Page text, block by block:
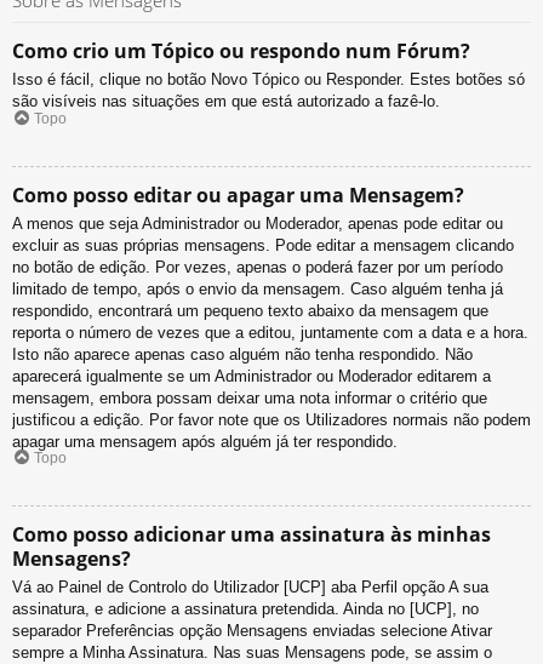
Como crio um Tópico ou respondo num Fórum?
Isso é fácil, clique no botão Novo Tópico ou Responder. Estes botões só
são visíveis nas situações em que está autorizado a fazê-lo.
Topo
Como posso editar ou apagar uma Mensagem?
A menos que seja Administrador ou Moderador, apenas pode editar ou
excluir as suas próprias mensagens. Pode editar a mensagem clicando
no botão de edição. Por vezes, apenas o poderá fazer por um período
limitado de tempo, após o envio da mensagem. Caso alguém tenha já
respondido, encontrará um pequeno texto abaixo da mensagem que
reporta o número de vezes que a editou, juntamente com a data e a hora.
Isto não aparece apenas caso alguém não tenha respondido. Não
aparecerá igualmente se um Administrador ou Moderador editarem a
mensagem, embora possam deixar uma nota informar o critério que
justificou a edição. Por favor note que os Utilizadores normais não podem
apagar uma mensagem após alguém já ter respondido.
Topo
Como posso adicionar uma assinatura às minhas
Mensagens?
Vá ao Painel de Controlo do Utilizador [UCP] aba Perfil opção A sua
assinatura, e adicione a assinatura pretendida. Ainda no [UCP], no
separador Preferências opção Mensagens enviadas selecione Ativar
sempre a Minha Assinatura. Nas suas Mensagens pode, se assim o